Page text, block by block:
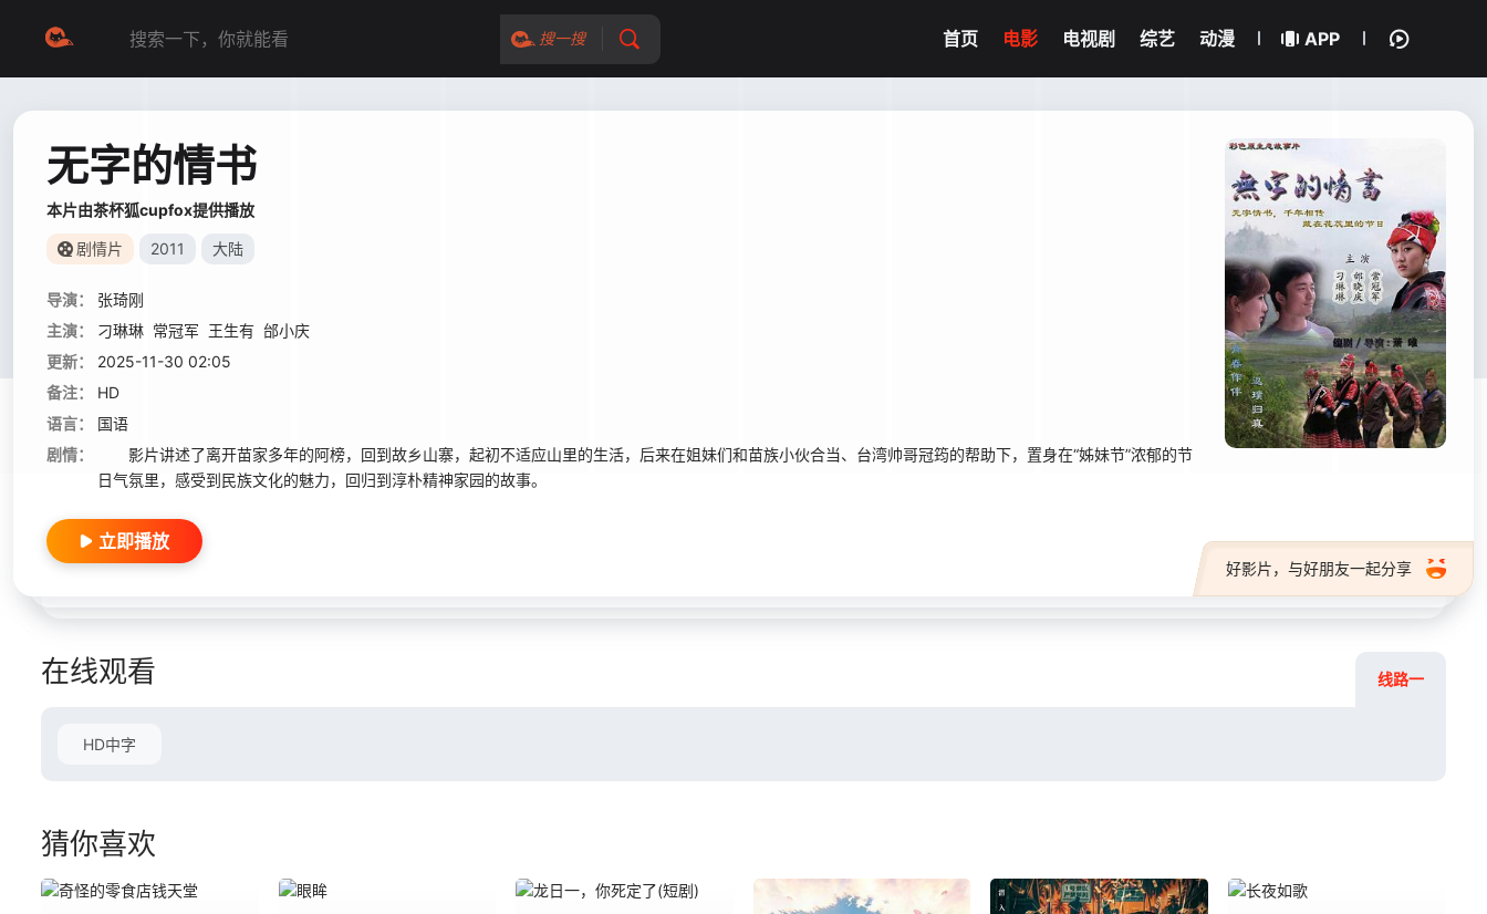
搜一搜 首页 电影 电视剧 综艺 动漫 APP
无字的情书
本片由茶杯狐cupfox提供播放
剧情片 2011 大陆
导演：
张琦刚
主演：
刁琳琳 常冠军 王生有 邰小庆
更新：
2025-11-30 02:05
备注：
HD
语言：
国语
剧情：
影片讲述了离开苗家多年的阿榜，回到故乡山寨，起初不适应山里的生活，后来在姐妹们和苗族小伙合当、台湾帅哥冠筠的帮助下，置身在“姊妹节”浓郁的节
日气氛里，感受到民族文化的魅力，回归到淳朴精神家园的故事。
好影片，与好朋友一起分享
立即播放
在线观看 线路一
HD中字
猜你喜欢